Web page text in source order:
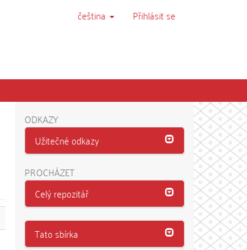
čeština Přihlásit se
ODKAZY
Užitečné odkazy
PROCHÁZET
Celý repozitář
Tato sbírka